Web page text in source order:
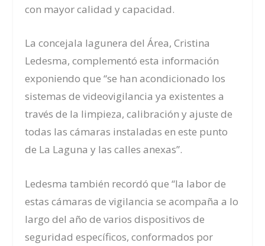
con mayor calidad y capacidad.
La concejala lagunera del Área, Cristina
Ledesma, complementó esta información
exponiendo que “se han acondicionado los
sistemas de videovigilancia ya existentes a
través de la limpieza, calibración y ajuste de
todas las cámaras instaladas en este punto
de La Laguna y las calles anexas”.
Ledesma también recordó que “la labor de
estas cámaras de vigilancia se acompaña a lo
largo del año de varios dispositivos de
seguridad específicos, conformados por